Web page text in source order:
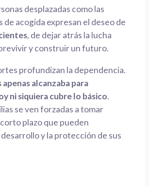
desplazadas como las
de acogida expresan el deseo de
, de dejar atrás la lucha
y construir un futuro.
profundizan la dependencia.
alcanzaba para
ni siquiera cubre lo básico.
se ven forzadas a tomar
plazo que pueden
y la protección de sus